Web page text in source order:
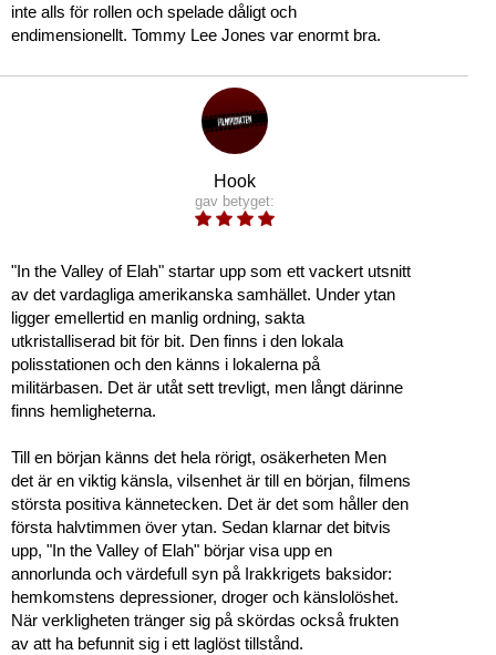
inte alls för rollen och spelade dåligt och
endimensionellt. Tommy Lee Jones var enormt bra.
Hook
gav betyget:
"In the Valley of Elah" startar upp som ett vackert utsnitt
av det vardagliga amerikanska samhället. Under ytan
ligger emellertid en manlig ordning, sakta
utkristalliserad bit för bit. Den finns i den lokala
polisstationen och den känns i lokalerna på
militärbasen. Det är utåt sett trevligt, men långt därinne
finns hemligheterna.
Till en början känns det hela rörigt, osäkerheten Men
det är en viktig känsla, vilsenhet är till en början, filmens
största positiva kännetecken. Det är det som håller den
första halvtimmen över ytan. Sedan klarnar det bitvis
upp, "In the Valley of Elah" börjar visa upp en
annorlunda och värdefull syn på Irakkrigets baksidor:
hemkomstens depressioner, droger och känslolöshet.
När verkligheten tränger sig på skördas också frukten
av att ha befunnit sig i ett laglöst tillstånd.